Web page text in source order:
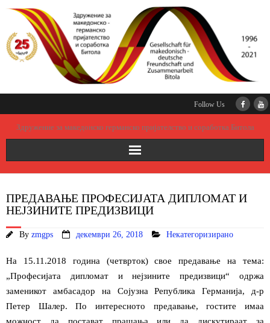
Follow Us
Здружение за македонско германско пријателство и соработка Битола
дома
основање на здружението
претседателство
партнери
членство
ПРЕДАВАЊЕ ПРОФЕСИЈАТА ДИПЛОМАТ И
НЕЈЗИНИТЕ ПРЕДИЗВИЦИ
By zmgps декември 26, 2018 Некатегоризирано
На 15.11.2018 година (четврток) свое предавање на тема:
„Професијата дипломат и нејзините предизвици“ одржа
заменикот амбасадор на Сојузна Република Германија, д-р
Петер Шалер. По интересното предавање, гостите имаа
можност да постават прашања или да дискутираат за